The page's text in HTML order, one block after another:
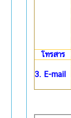
โทรสาร
3. E-mail